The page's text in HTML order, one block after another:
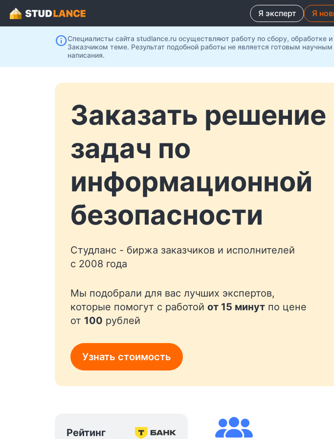
Я эксперт
infoСпециалисты сайта studlance.ru осуществляют работу по сбору,
Заказчиком теме. Результат подобной работы не является готовым
написания.
Заказать решение
задач по
информационной
безопасности
Студланс - биржа заказчиков и исполнителей
с 2008 года
Мы подобрали для вас лучших экспертов,
которые помогут с работой от 15 минут по цене
от 100 рублей
Узнать стоимость
Рейтинг